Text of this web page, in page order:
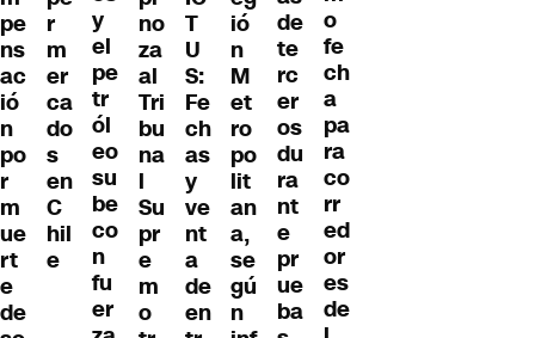
pe
ns
ac
ió
n
po
r
m
ue
rt
e
de
r
m
er
ca
do
s
en
C
hil
e
y
el
pe
tr
ól
eo
su
be
co
n
fu
er
no
za
al
Tri
bu
na
l
Su
pr
e
m
o
T
U
S:
Fe
ch
as
y
ve
nt
a
de
en
ió
n
M
et
ro
po
lit
an
a,
se
gú
n
de
te
rc
er
os
du
ra
nt
e
pr
ue
ba
o
fe
ch
a
pa
ra
co
rr
ed
or
es
de